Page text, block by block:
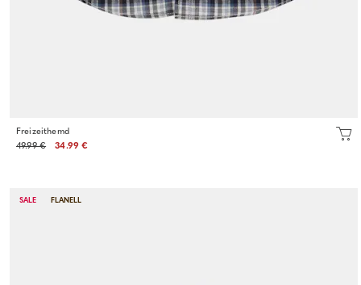
Freizeithemd
49.99 €
34.99 €
SALE FLANELL